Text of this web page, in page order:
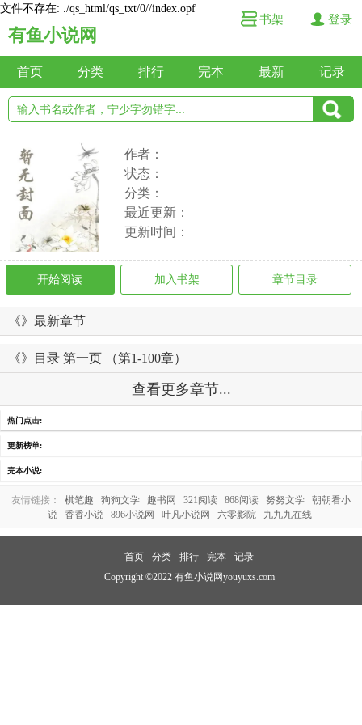
文件不存在: ./qs_html/qs_txt/0//index.opf
有鱼小说网
书架 登录
首页 分类 排行 完本 最新 记录
作者：
状态：
分类：
最近更新：
更新时间：
开始阅读 加入书架 章节目录
《》最新章节
《》目录 第一页 （第1-100章）
查看更多章节...
热门点击:
更新榜单:
完本小说:
友情链接： 棋笔趣 狗狗文学 趣书网 321阅读 868阅读 努努文学
朝朝看小
说
香香小说 896小说网 叶凡小说网 六零影院 九九九在线
首页 分类 排行 完本
记录
Copyright ©2022 有鱼小说网youyuxs.com